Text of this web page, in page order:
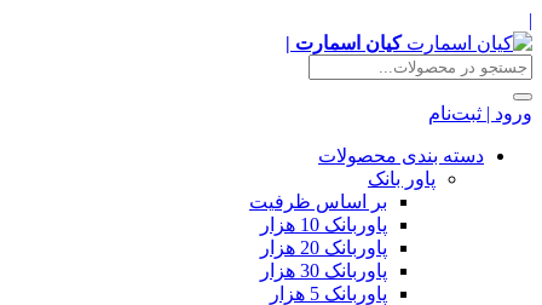
|
کیان اسمارت |
ورود | ثبت‌نام
دسته بندی محصولات
پاور بانک
بر اساس ظرفیت
پاوربانک 10 هزار
پاوربانک 20 هزار
پاوربانک 30 هزار
پاوربانک 5 هزار